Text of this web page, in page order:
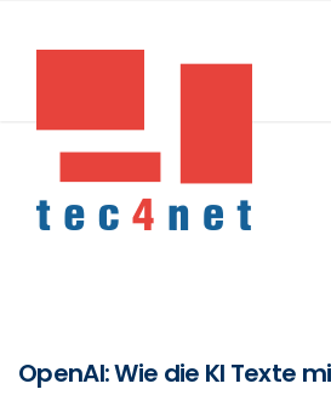
OpenAI: Wie die KI Texte